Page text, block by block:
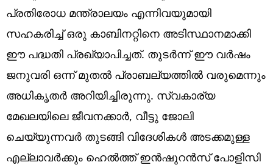
Web Story
Photo
Short Videos
പ്രതിരോധ മന്ത്രാലയം എന്നിവയുമായി
സഹകരിച്ച് ഒരു കാബിനറ്റിനെ അടിസ്ഥാനമാക്കി
ഈ പ​ദ്ധതി പ്രഖ്യാപിച്ചത്. തുടർന്ന് ഈ വർഷം
ജനുവരി ഒന്ന് മുതൽ പ്രാബല്യത്തിൽ വരുമെന്നും
അധികൃതർ അറിയിച്ചിരുന്നു. സ്വകാര്യ
മേഖലയിലെ ജീവനക്കാർ, വീട്ടു ജോലി
ചെയ്യുന്നവർ തുടങ്ങി വിദേശികൾ അടക്കമുള്ള
എല്ലാവർക്കും ഹെൽത്ത് ഇൻഷുറൻസ് പോളിസി